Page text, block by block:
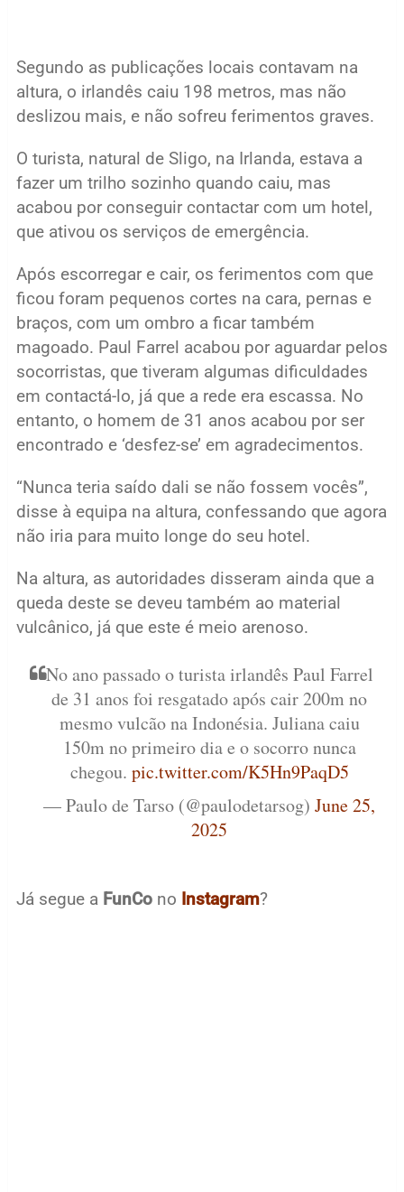
Segundo as publicações locais contavam na
altura, o irlandês caiu 198 metros, mas não
deslizou mais, e não sofreu ferimentos graves.
O turista, natural de Sligo, na Irlanda, estava a
fazer um trilho sozinho quando caiu, mas
acabou por conseguir contactar com um hotel,
que ativou os serviços de emergência.
Após escorregar e cair, os ferimentos com que
ficou foram pequenos cortes na cara, pernas e
braços, com um ombro a ficar também
magoado. Paul Farrel acabou por aguardar pelos
socorristas, que tiveram algumas dificuldades
em contactá-lo, já que a rede era escassa. No
entanto, o homem de 31 anos acabou por ser
encontrado e ‘desfez-se’ em agradecimentos.
“Nunca teria saído dali se não fossem vocês”,
disse à equipa na altura, confessando que agora
não iria para muito longe do seu hotel.
Na altura, as autoridades disseram ainda que a
queda deste se deveu também ao material
vulcânico, já que este é meio arenoso.
No ano passado o turista irlandês Paul Farrel
de 31 anos foi resgatado após cair 200m no
mesmo vulcão na Indonésia. Juliana caiu
150m no primeiro dia e o socorro nunca
chegou. pic.twitter.com/K5Hn9PaqD5
— Paulo de Tarso (@paulodetarsog)June 25,
2025
Já segue a FunCono Instagram?